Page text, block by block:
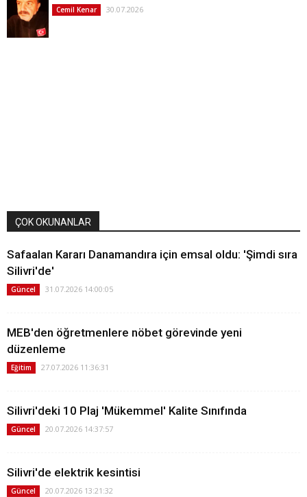
Cemil Kenar 30.07.2026
ÇOK OKUNANLAR
Safaalan Kararı Danamandıra için emsal oldu: 'Şimdi sıra
Silivri'de'
Güncel 31.07.2026 14:00:05
MEB'den öğretmenlere nöbet görevinde yeni
düzenleme
Eğitim 27.07.2026 11:36:31
Silivri'deki 10 Plaj 'Mükemmel' Kalite Sınıfında
Güncel 20.07.2026 14:37:57
Silivri'de elektrik kesintisi
Güncel 20.07.2026 13:21:32